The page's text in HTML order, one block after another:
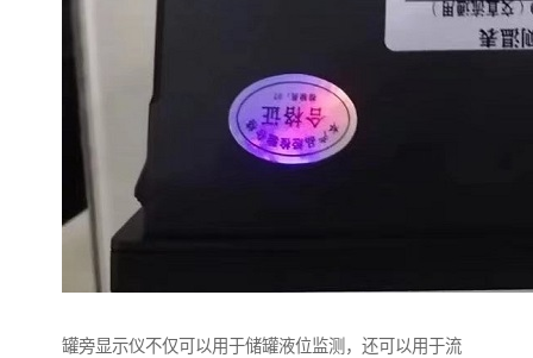
罐旁显示仪不仅可以用于储罐液位监测，还可以用于流